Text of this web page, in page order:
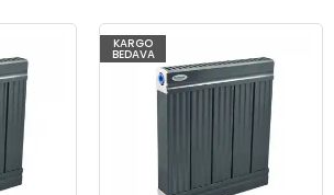
KARGO
BEDAVA